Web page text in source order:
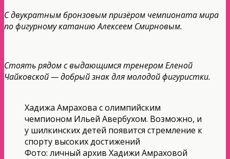
С двукратным бронзовым призёром чемпионата мира
по фигурному катанию Алексеем Смирновым.
Стоять рядом с выдающимся тренером Еленой
Чайковской — добрый знак для молодой фигуристки.
Хадижа Амрахова с олимпийским
чемпионом Ильей Авербухом. Возможно, и
у шилкинских детей появится стремление к
спорту высоких достижений
Фото: личный архив Хадижи Амраховой